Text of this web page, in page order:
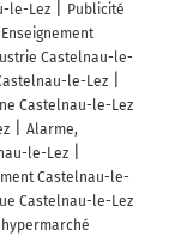
le-Lez
Publicité
Enseignement
Castelnau-le-
le-Lez
Castelnau-le-Lez
Alarme,
le-Lez
Castelnau-le-
Castelnau-le-Lez